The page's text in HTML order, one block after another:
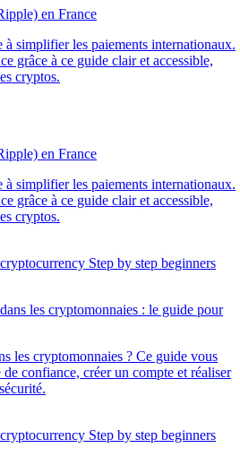
en France
simplifier les paiements internationaux.
grâce à ce guide clair et accessible,
cryptos.
en France
simplifier les paiements internationaux.
grâce à ce guide clair et accessible,
cryptos.
les cryptomonnaies : le guide pour
les cryptomonnaies ? Ce guide vous
confiance, créer un compte et réaliser